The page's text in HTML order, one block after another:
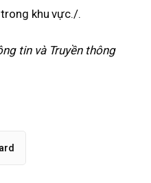
khu vực./.
tin và Truyền thông